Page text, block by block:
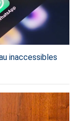
inaccessibles